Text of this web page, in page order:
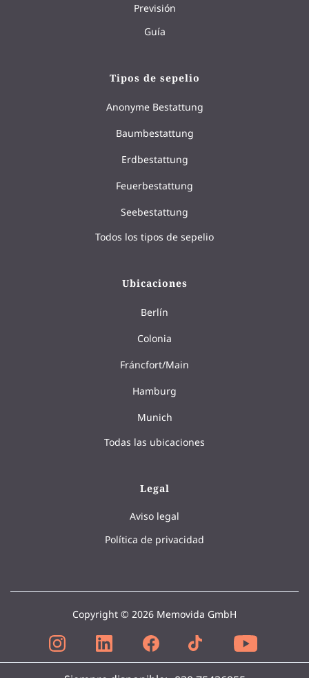
Previsión
Guía
Tipos de sepelio
Anonyme Bestattung
Baumbestattung
Erdbestattung
Feuerbestattung
Seebestattung
Todos los tipos de sepelio
Ubicaciones
Berlín
Colonia
Fráncfort/Main
Hamburg
Munich
Todas las ubicaciones
Legal
Aviso legal
Política de privacidad
Copyright © 2026 Memovida GmbH